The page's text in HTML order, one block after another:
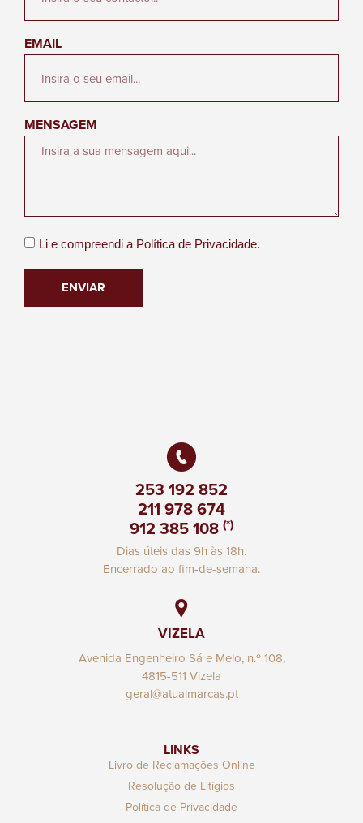
EMAIL
MENSAGEM
Li e compreendi a Política de Privacidade.
ENVIAR
253 192 852
211 978 674
912 385 108 (*)
Dias úteis das 9h às 18h.
Encerrado ao fim-de-semana.
VIZELA
Avenida Engenheiro Sá e Melo, n.º 108,
4815-511 Vizela
geral@atualmarcas.pt
LINKS
Livro de Reclamações Online
Resolução de Litígios
Política de Privacidade